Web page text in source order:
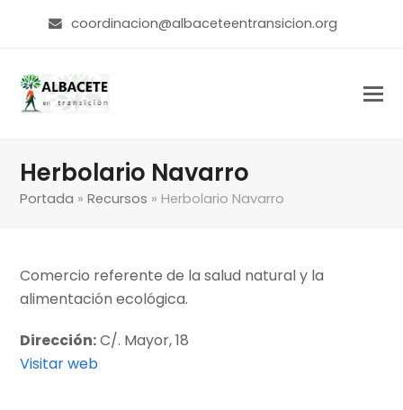
coordinacion@albaceteentransicion.org
Herbolario Navarro
Portada »Recursos »Herbolario Navarro
Comercio referente de la salud natural y la
alimentación ecológica.
Dirección:C/. Mayor, 18
Visitar web